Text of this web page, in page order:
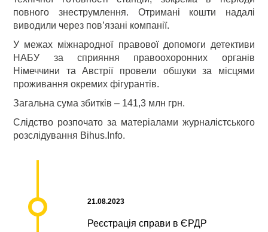
повного знеструмлення. Отримані кошти надалі
виводили через пов’язані компанії.
У межах міжнародної правової допомоги детективи
НАБУ за сприяння правоохоронних органів
Німеччини та Австрії провели обшуки за місцями
проживання окремих фігурантів.
Загальна сума збитків – 141,3 млн грн.
Слідство розпочато за матеріалами журналістського
розслідування Bihus.Info.
21.08.2023
Реєстрація справи в ЄРДР